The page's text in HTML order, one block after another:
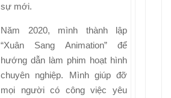
sự mới.
Năm 2020, mình thành lập
“Xuân Sang Animation”để
hướng dẫn làm phim hoạt hình
chuyên nghiệp. Mình giúp đỡ
mọi người có công việc yêu